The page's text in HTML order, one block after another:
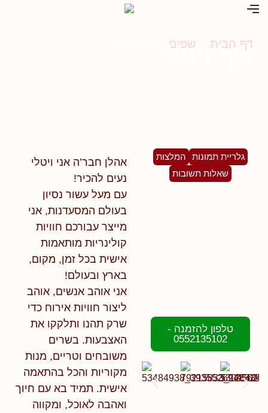
דף הבית שפים
שף ויטלי
אהלן חבר’ה אני ויטלי
נעים להכיר!
עם מעל עשור נסיון
בעולם המסעדנות, אני
מייצר עבורכם חוויות
קולינריות מותאמות
אישית בכל זמן, מקום,
בארץ ובעולם!
אני אוהב אנשים, אוהב
ליצור חוויות אירוח כדי
שרק תהנו ותלקקו את
האצבעות. בשרים
משובחים וטריים, מנות
מקוריות והכל בהתאמה
אישית. תמיד בא עם חיוך
ואהבה לאוכל, ומקווה
גלריית תמונות
המלצות
שאלות תשובות
טלפון להזמנה -
0552135102